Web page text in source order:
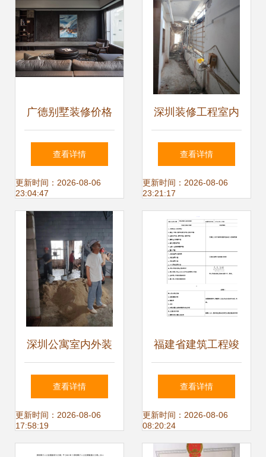
家样板体验
广德别墅装修价格
解析与装修公司推
荐指南
查看详情
更新时间：2026-08-06
23:04:47
深圳装修工程室内
外装饰设计公寓室
内设计.深圳建筑工
程专业总承
查看详情
更新时间：2026-08-06
23:21:17
深圳公寓室内外装
饰设计 专业总承的
双重赋能
查看详情
更新时间：2026-08-06
17:58:19
福建省建筑工程竣
工验收报告——室
内外装饰装修工程
设计与施工
查看详情
更新时间：2026-08-06
08:20:24